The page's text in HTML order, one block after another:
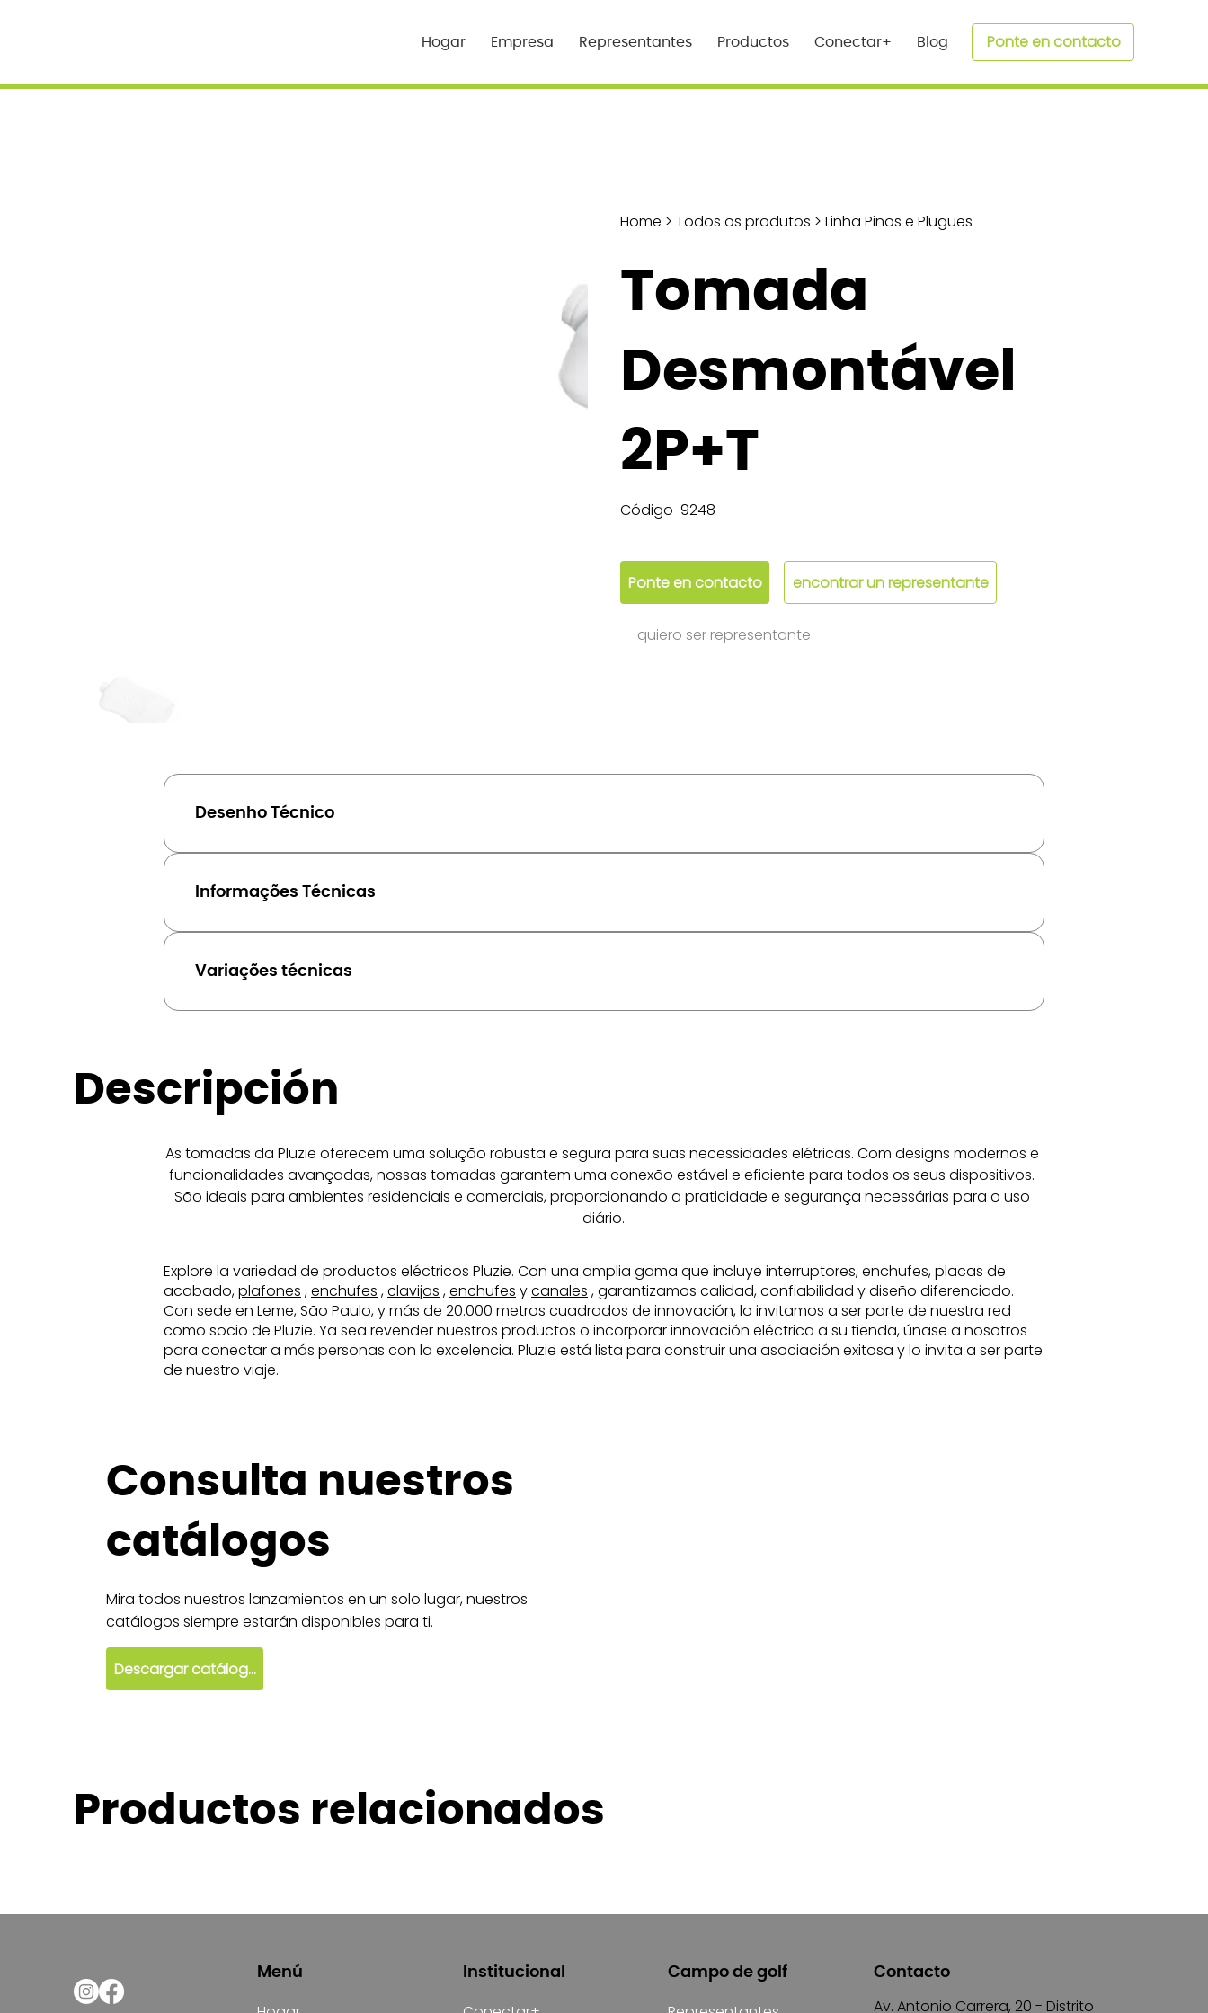
Hogar Empresa Representantes Productos Conectar+ Blog Ponte en contacto
Home > Todos os produtos > Linha Pinos e Plugues
Tomada
Desmontável
2P+T
Código 9248
Ponte en contacto encontrar un representante
quiero ser representante
Desenho Técnico
Informações Técnicas
Variações técnicas
Descripción
As tomadas da Pluzie oferecem uma solução robusta e segura para suas necessidades elétricas. Com designs modernos e
funcionalidades avançadas, nossas tomadas garantem uma conexão estável e eficiente para todos os seus dispositivos.
São ideais para ambientes residenciais e comerciais, proporcionando a praticidade e segurança necessárias para o uso
diário.
Explore la variedad de productos eléctricos Pluzie. Con una amplia gama que incluye interruptores, enchufes, placas de
acabado,plafones ,enchufes ,clavijas ,enchufes ycanales , garantizamos calidad, confiabilidad y diseño diferenciado.
Con sede en Leme, São Paulo, y más de 20.000 metros cuadrados de innovación, lo invitamos a ser parte de nuestra red
como socio de Pluzie. Ya sea revender nuestros productos o incorporar innovación eléctrica a su tienda, únase a nosotros
para conectar a más personas con la excelencia. Pluzie está lista para construir una asociación exitosa y lo invita a ser parte
de nuestro viaje.
Consulta nuestros
catálogos
Mira todos nuestros lanzamientos en un solo lugar, nuestros
catálogos siempre estarán disponibles para ti.
Descargar catálogo
Productos relacionados
Menú Institucional Campo de golf Contacto
Av. Antonio Carrera, 20 - Distrito